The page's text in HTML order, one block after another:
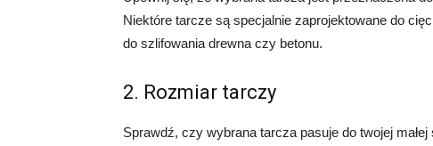
Niektóre tarcze są specjalnie zaprojektowane do
do szlifowania drewna czy betonu.
2. Rozmiar tarczy
Sprawdź, czy wybrana tarcza pasuje do twojej